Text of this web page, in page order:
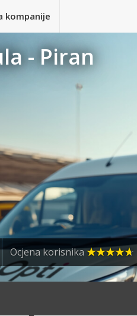
kompanije
- Piran
Ocjena korisnika